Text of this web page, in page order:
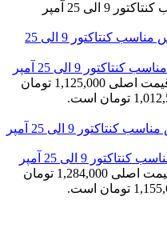
کنتاکتور 110 ولت AC زیمنس مناسب کنتاکتور 9 الی 25 آمپر
بوبین کنتاکتور 220 ولت AC زیمنس مناسب کنتاکتور 9 الی 25 آمپر
قیمت اصلی 1,125,000 تومان
بوبین کنتاکتور 24 ولت AC زیمنس مناسب کنتاکتور 9 الی 25 آمپر
قیمت اصلی 1,284,000 تومان